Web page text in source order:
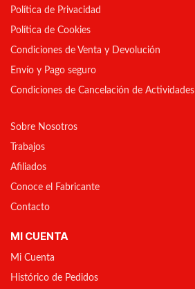
Política de Privacidad
Política de Cookies
Condiciones de Venta y Devolución
Envío y Pago seguro
Condiciones de Cancelación de Actividades
Sobre Nosotros
Trabajos
Afiliados
Conoce el Fabricante
Contacto
MI CUENTA
Mi Cuenta
Histórico de Pedidos